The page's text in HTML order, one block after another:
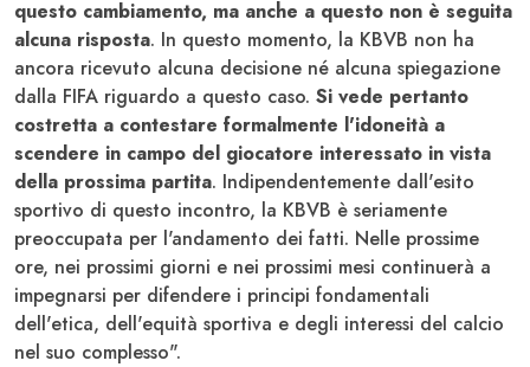
questo cambiamento, ma anche a questo non è seguita
alcuna risposta. In questo momento, la KBVB non ha
ancora ricevuto alcuna decisione né alcuna spiegazione
dalla FIFA riguardo a questo caso. Si vede pertanto
costretta a contestare formalmente l'idoneità a
scendere in campo del giocatore interessato in vista
della prossima partita. Indipendentemente dall'esito
sportivo di questo incontro, la KBVB è seriamente
preoccupata per l'andamento dei fatti. Nelle prossime
ore, nei prossimi giorni e nei prossimi mesi continuerà a
impegnarsi per difendere i principi fondamentali
dell'etica, dell'equità sportiva e degli interessi del calcio
nel suo complesso".